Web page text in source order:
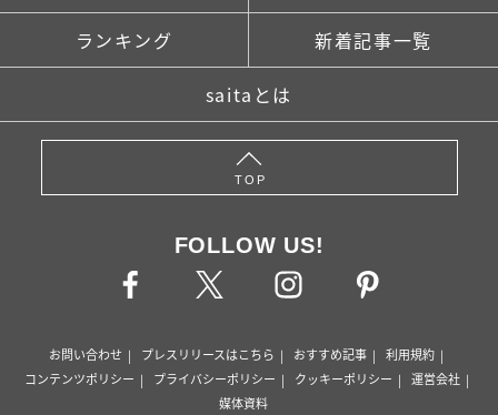
ランキング 新着記事一覧
saitaとは
TOP
FOLLOW US!
お問い合わせ プレスリリースはこちら おすすめ記事
利用規約
コンテンツポリシー
プライバシーポリシー クッキーポリシー
運営会社
媒体資料